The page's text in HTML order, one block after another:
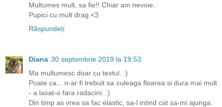
Multumes mult, sa fie!! Chiar am nevoie.
Pupici cu mult drag <3
Răspundeți
Diana 30 septembrie 2019 la 19:53
Ma multumesc doar cu textul. :)
Poate ca... n-ar fi trebuit sa culeaga floarea si dura mai mult
- a lasat-o fara radacini. :)
Din timp as vrea sa fac elastic, sa-l intind cat sa-mi ajunga.